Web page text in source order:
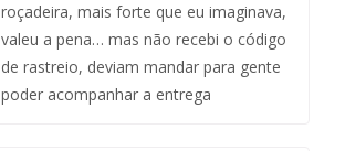
roçadeira, mais forte que eu imaginava,
valeu a pena… mas não recebi o código
de rastreio, deviam mandar para gente
poder acompanhar a entrega